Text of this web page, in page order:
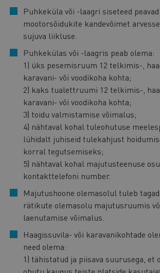
Puhkeküla või -laagri siseteed
mootorsõidukite kandevõimet
sujuva liikluse.
Puhkekülas või -laagris peab olema:
1) üks pesemisruum 12 telkimis-,
karavani- või voodikoha kohta;
2) kaks tualettruumi 12 telkimis-,
karavani- või voodikoha kohta;
3) toidu valmistamise võimalus;
4) nähtaval kohal tuleohutuse
lühidalt juhiseid tulekahjust
korral tegutsemiseks;
5) nähtaval kohal majutusteenuse
kontakttelefoni number.
Majutushoone olemasolul tuleb
rätikute olemasolu majutusruumis
laenutamise võimalus.
Haagissuvila- või karavanikohtade
need olema:
1) tähistatud ja piisava suurusega, et